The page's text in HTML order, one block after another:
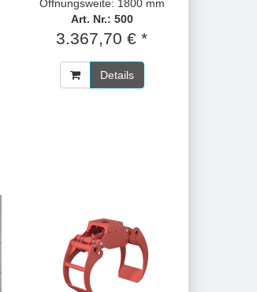
Öffnungsweite: 1800 mm
Art. Nr.: 500
3.367,70 € *
Details